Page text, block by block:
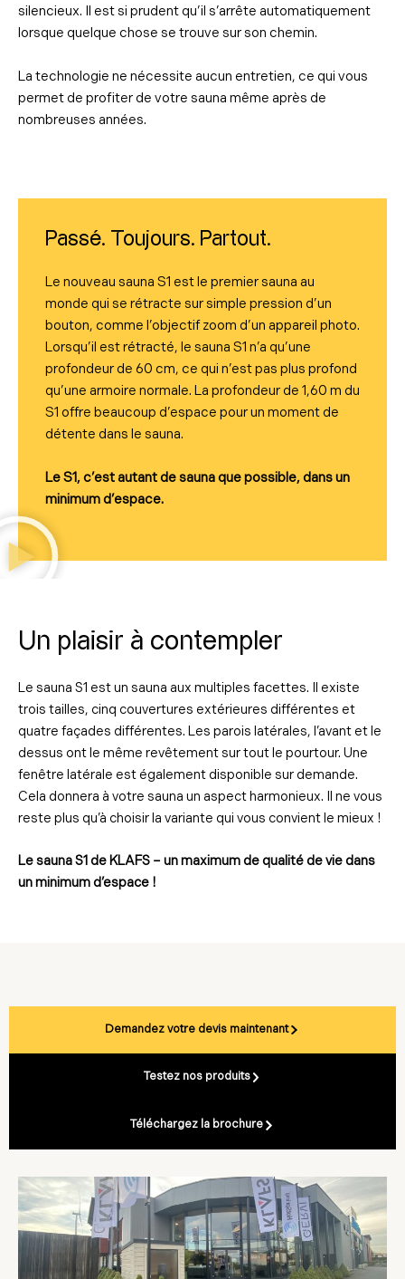
silencieux. Il est si prudent qu’il s’arrête automatiquement
lorsque quelque chose se trouve sur son chemin.
La technologie ne nécessite aucun entretien, ce qui vous
permet de profiter de votre sauna même après de
nombreuses années.
Passé. Toujours. Partout.
Le nouveau sauna S1 est le premier sauna au
monde qui se rétracte sur simple pression d’un
bouton, comme l’objectif zoom d’un appareil photo.
Lorsqu’il est rétracté, le sauna S1 n’a qu’une
profondeur de 60 cm, ce qui n’est pas plus profond
qu’une armoire normale. La profondeur de 1,60 m du
S1 offre beaucoup d’espace pour un moment de
détente dans le sauna.
Le S1, c’est autant de sauna que possible, dans un
minimum d’espace.
Un plaisir à contempler
Le sauna S1 est un sauna aux multiples facettes. Il existe
trois tailles, cinq couvertures extérieures différentes et
quatre façades différentes. Les parois latérales, l’avant et le
dessus ont le même revêtement sur tout le pourtour. Une
fenêtre latérale est également disponible sur demande.
Cela donnera à votre sauna un aspect harmonieux. Il ne vous
reste plus qu’à choisir la variante qui vous convient le mieux !
Le sauna S1 de KLAFS – un maximum de qualité de vie dans
un minimum d’espace !
Demandez votre devis maintenant
Testez nos produits
Téléchargez la brochure